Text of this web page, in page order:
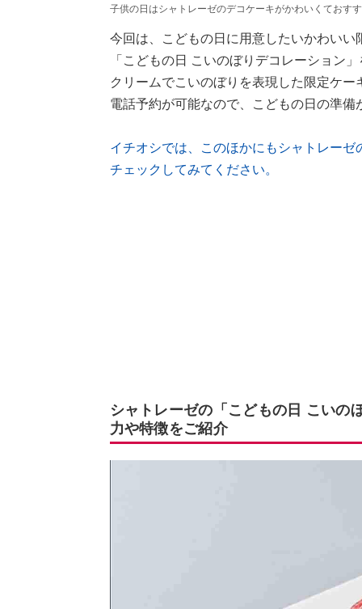
子供の日はシャトレーゼのデコケーキがかわいくておす
今回は、こどもの日に用意したいかわい
「こどもの日 こいのぼりデコレーション
クリームでこいのぼりを表現した限定ケ
電話予約が可能なので、こどもの日の準
イチオシでは、このほかにもシャトレー
チェックしてみてください。
シャトレーゼの「こどもの日 こいの
力や特徴をご紹介